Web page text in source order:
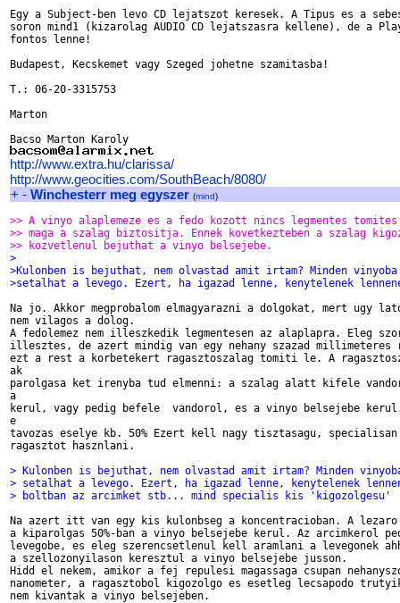
Egy a Subject-ben levo CD lejatszot keresek. A Tipus es a
soron mind1 (kizarolag AUDIO CD lejatszasra kellene), de a Play
fontos lenne!
Budapest, Kecskemet vagy Szeged johetne szamitasba!
T.: 06-20-3315753
Marton
http://www.extra.hu/clarissa/
http://www.geocities.com/SouthBeach/8080/
+ - Winchesterr meg egyszer (mind)
>> A vinyo alaplemeze es a fedo kozott nincs legmentes
>> maga a szalag biztositja. Ennek kovetkezteben a szalag
>> kozvetlenul bejuthat a vinyo belsejebe.
>
>Kulonben is bejuthat, nem olvastad amit irtam? Minden
>setalhat a levego. Ezert, ha igazad lenne, kenytelenek
Na jo. Akkor megprobalom elmagyarazni a dolgokat, mert ugy
nem vilagos a dolog.
A fedolemez nem illeszkedik legmentesen az alaplapra. Eleg
illesztes, de azert mindig van egy nehany szazad millimeteres
ezt a rest a korbetekert ragasztoszalag tomiti le. A
ak
parolgasa ket irenyba tud elmenni: a szalag alatt kifele
a
kerul, vagy pedig befele  vandorol, es a vinyo belsejebe
e
tavozas eselye kb. 50% Ezert kell nagy tisztasagu,
ragasztot hasznlani.
> Kulonben is bejuthat, nem olvastad amit irtam? Minden
> setalhat a levego. Ezert, ha igazad lenne, kenytelenek
> boltban az arcimket stb... mind specialis kis 'kigozolgesu'
Na azert itt van egy kis kulonbseg a koncentracioban. A
a kiparolgas 50%-ban a vinyo belsejebe kerul. Az arcimkerol
levegobe, es eleg szerencsetlenul kell aramlani a levegonek
a szellozonyilason keresztul a vinyo belsejebe jusson.
Hidd el nekem, amikor a fej repulesi magassaga csupan
nanometer, a ragasztobol kigozolgo es esetleg lecsapodo trutyik
nem kivantak a vinyo belsejeben.